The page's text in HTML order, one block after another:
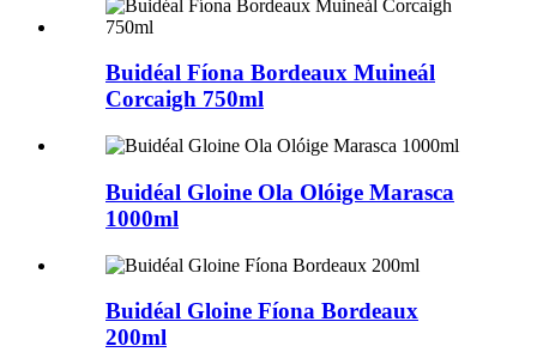
Buidéal Fíona Bordeaux Muineál
Corcaigh 750ml
Buidéal Gloine Ola Olóige Marasca
1000ml
Buidéal Gloine Fíona Bordeaux
200ml